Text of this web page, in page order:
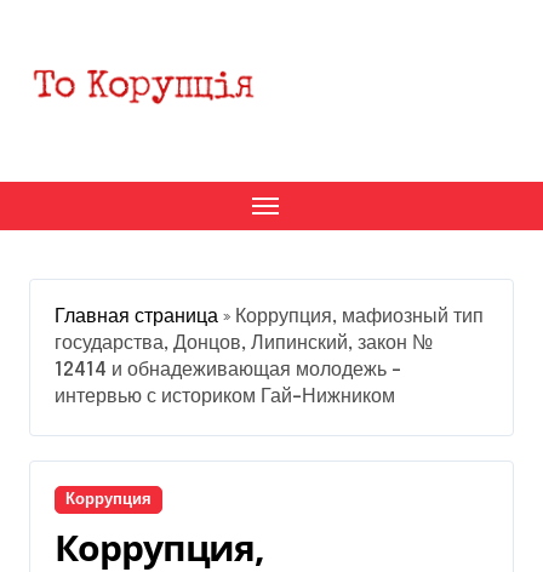
содержанию
Главная страница » Коррупция, мафиозный тип
государства, Донцов, Липинский, закон №
12414 и обнадеживающая молодежь –
интервью с историком Гай-Нижником
Коррупция
Коррупция,